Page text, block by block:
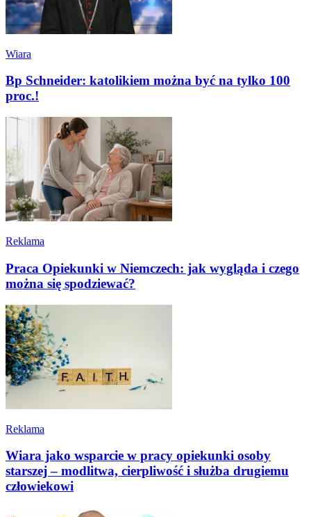
Wiara
Bp Schneider: katolikiem można być na tylko 100
proc.!
Reklama
Praca Opiekunki w Niemczech: jak wygląda i czego
można się spodziewać?
Reklama
Wiara jako wsparcie w pracy opiekunki osoby
starszej – modlitwa, cierpliwość i służba drugiemu
człowiekowi